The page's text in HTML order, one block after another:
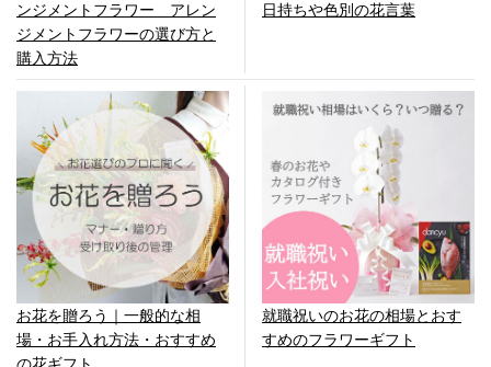
ンジメントフラワー アレン
ジメントフラワーの選び方と
購入方法
日持ちや色別の花言葉
お花を贈ろう｜一般的な相
場・お手入れ方法・おすすめ
の花ギフト
就職祝いのお花の相場とおす
すめのフラワーギフト